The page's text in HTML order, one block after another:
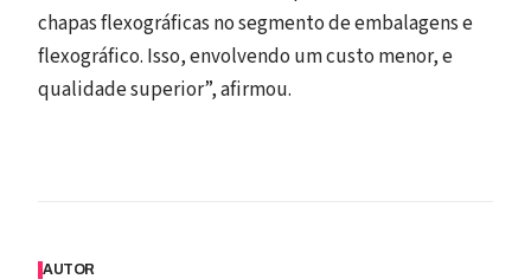
chapas flexográficas no segmento de embalagens e
flexográfico. Isso, envolvendo um custo menor, e
qualidade superior”, afirmou.
AUTOR